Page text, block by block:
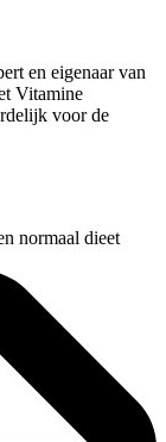
en eigenaar van
Vitamine
voor de
normaal dieet